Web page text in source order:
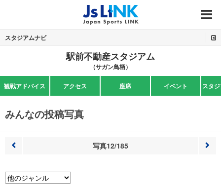
MENU
スタジアムナビ
駅前不動産スタジアム
（サガン鳥栖）
観戦アドバイス アクセス 座席 イベント スタ
みんなの投稿写真
写真12/185